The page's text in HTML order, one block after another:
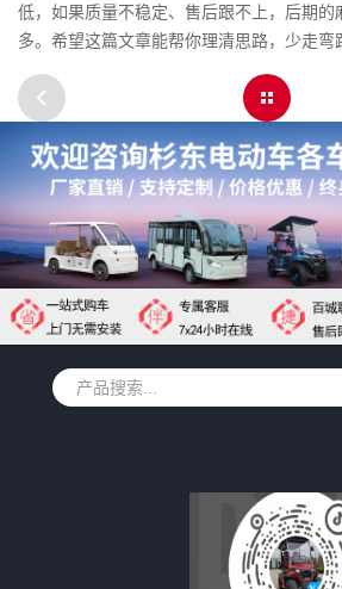
低，如果质量不稳定、售后跟不上，后期的
多。希望这篇文章能帮你理清思路，少走弯